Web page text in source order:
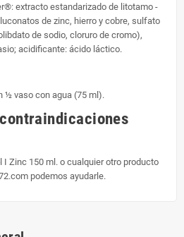
extracto estandarizado de litotamo -
de zinc, hierro y cobre, sulfato
de sodio, cloruro de cromo),
acidificante: ácido láctico.
½ vaso con agua (75 ml).
Zinc 150 ml. o cualquier otro producto
podemos ayudarle.